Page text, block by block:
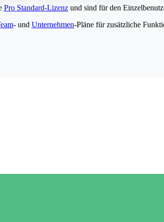
Pro Standard-Lizenzund sind für den
- und Unternehmen-Pläne für zusätzliche